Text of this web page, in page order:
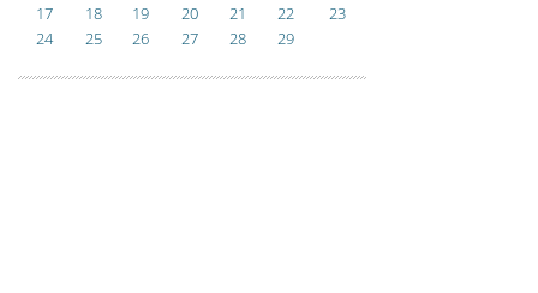
17
18 19 20 21 22
23
24
25 26 27 28 29